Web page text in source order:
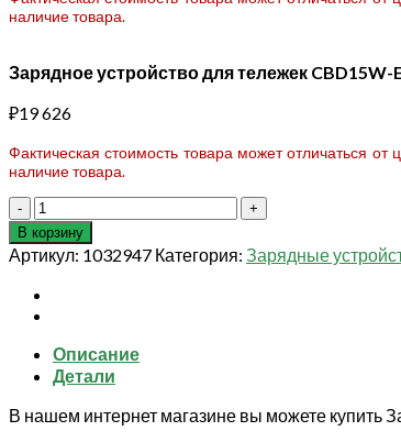
наличие товара.
Зарядное устройство для тележек
₽19 626
Фактическая стоимость товара может отличаться
наличие товара.
Количество
товара
Зарядное
устройство
для
тележек
E
240V-
(Charger
В корзину
Артикул: 1032947 Категория: Зарядные
Описание
Детали
В нашем интернет магазине вы можете купить